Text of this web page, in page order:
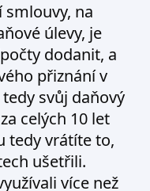
na
úlevy, je
dodanit, a
přiznání v
svůj daňový
celých 10 let
tedy vrátíte to,
ušetřili.
více než